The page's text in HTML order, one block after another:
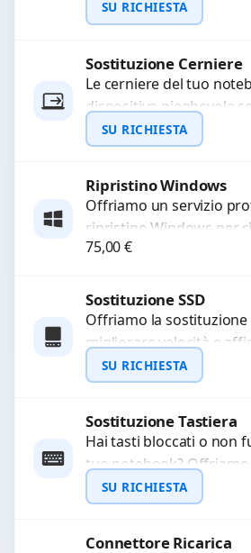
righe sullo schermo,
LCD rotto, aloni o colori
SU RICHIESTA
Richiedi
WhatsApp
Sostituzione Cerniere
Le cerniere del tuo
dispositivo pieghevole
allentate o bloccate?
sostituiamo cerniere
SU RICHIESTA
Richiedi
Ripristino Windows
Offriamo un servizio
ripristino Windows per
problemi di sistema,
75,00€
Procedi
Sostituzione SSD
Offriamo la sostituzione
migliorare velocità e
dispositivo. In caso di
malfunzionamento,
SU RICHIESTA
Richiedi
WhatsApp
Sostituzione Tastiera
Hai tasti bloccati o non
tuo notebook?
completa della tastiera
alta qualità...
SU RICHIESTA
Richiedi
Connettore Ricarica